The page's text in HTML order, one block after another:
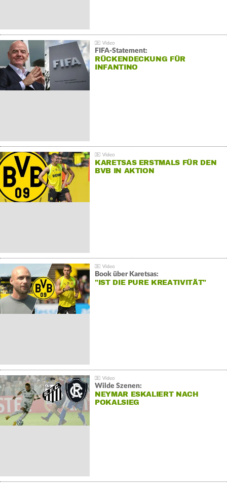
FIFA-Statement:
RÜCKENDECKUNG FÜR
INFANTINO
KARETSAS ERSTMALS FÜR DEN
BVB IN AKTION
Book über Karetsas:
"IST DIE PURE KREATIVITÄT"
Wilde Szenen:
NEYMAR ESKALIERT NACH
POKALSIEG